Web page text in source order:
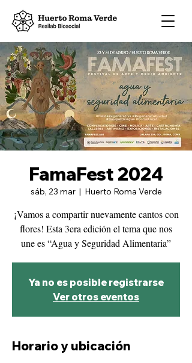
FamaFest 2024
sáb, 23 mar
  |
Huerto Roma Verde
¡Vamos a compartir nuevamente cantos con
flores! Esta 3era edición el tema que nos
une es “Agua y Seguridad Alimentaria”
Ya no es posible registrarse
Ver otros eventos
Horario y ubicación